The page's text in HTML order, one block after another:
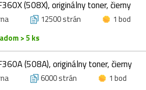
(508X), originálny toner, čierny
12500 strán
1 bod
> 5 ks
(508A), originálny toner, čierny
6000 strán
1 bod